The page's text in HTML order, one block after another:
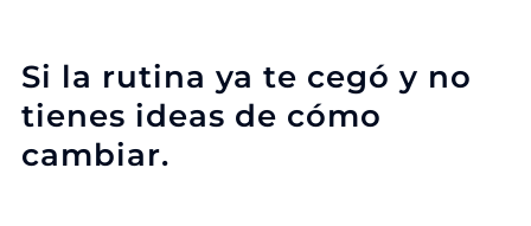
Si la rutina ya te cegó y no
tienes ideas de cómo
cambiar.